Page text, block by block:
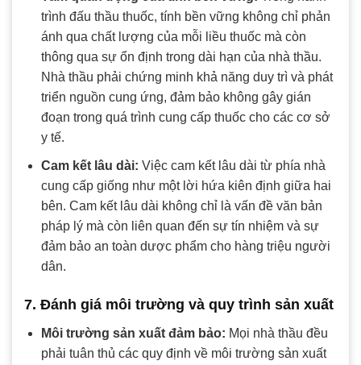
trình đấu thầu thuốc, tính bền vững không chỉ phản
ánh qua chất lượng của mỗi liều thuốc mà còn
thông qua sự ổn định trong dài hạn của nhà thầu.
Nhà thầu phải chứng minh khả năng duy trì và phát
triển nguồn cung ứng, đảm bảo không gây gián
đoạn trong quá trình cung cấp thuốc cho các cơ sở
y tế.
Cam kết lâu dài: Việc cam kết lâu dài từ phía nhà
cung cấp giống như một lời hứa kiên định giữa hai
bên. Cam kết lâu dài không chỉ là vấn đề văn bản
pháp lý mà còn liên quan đến sự tín nhiệm và sự
đảm bảo an toàn dược phẩm cho hàng triệu người
dân.
7. Đánh giá môi trường và quy trình sản xuất
Môi trường sản xuất đảm bảo: Mọi nhà thầu đều
phải tuân thủ các quy định về môi trường sản xuất